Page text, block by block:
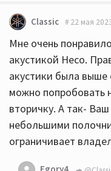
Classic 22 мая
Мне очень
акустикой Heco.
акустики была
можно попробовать
вторичку. А так-
небольшими
ограничивает